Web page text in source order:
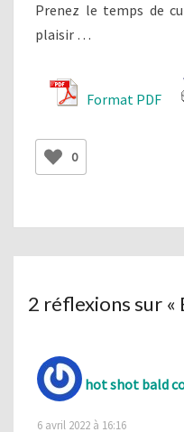
Prenez le temps de
plaisir …
Format PDF
0
2 réflexions sur «
hot shot bald
6 avril 2022 à 16:16